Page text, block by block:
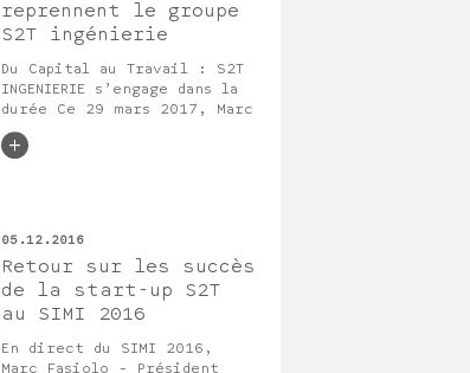
reprennent le groupe
S2T ingénierie
Du Capital au Travail : S2T
INGENIERIE s’engage dans la
durée Ce 29 mars 2017, Marc
Fasiolo et Jérôme Mathieu,
Président et vice-Président
de la construction, ont
repris 100 % des titres du
groupe S2T, suite à
05.12.2016
Retour sur les succès
de la start-up S2T
au SIMI 2016
En direct du SIMI 2016,
Marc Fasiolo – Président